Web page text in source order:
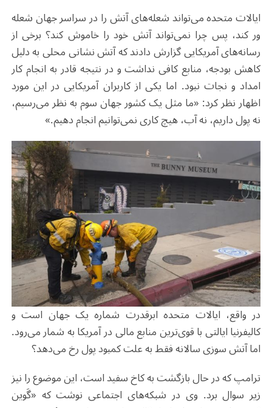
ایالات متحده می‌تواند شعله‌های آتش را در سراسر جهان شعله
ور کند، پس چرا نمی‌تواند آتش خود را خاموش کند؟ برخی از
رسانه‌های آمریکایی گزارش دادند که آتش نشانی محلی به دلیل
کاهش بودجه، منابع کافی نداشت و در نتیجه قادر به انجام کار
امداد و نجات نبود. اما یکی از کاربران آمریکایی در این مورد
اظهار نظر کرد: «ما مثل یک کشور جهان سوم به نظر می‌رسیم،
نه پول داریم، نه آب، هیچ کاری نمی‌توانیم انجام دهیم.»
در واقع، ایالات متحده ابرقدرت شماره یک جهان است و
کالیفرنیا ایالتی با قوی‌ترین منابع مالی در آمریکا به شمار می‌رود.
اما آتش سوزی سالانه فقط به علت کمبود پول رخ می‌دهد؟
ترامپ که در حال بازگشت به کاخ سفید است، این موضوع را نیز
زیر سوال برد. وی در شبکه‌های اجتماعی نوشت که «گَوین